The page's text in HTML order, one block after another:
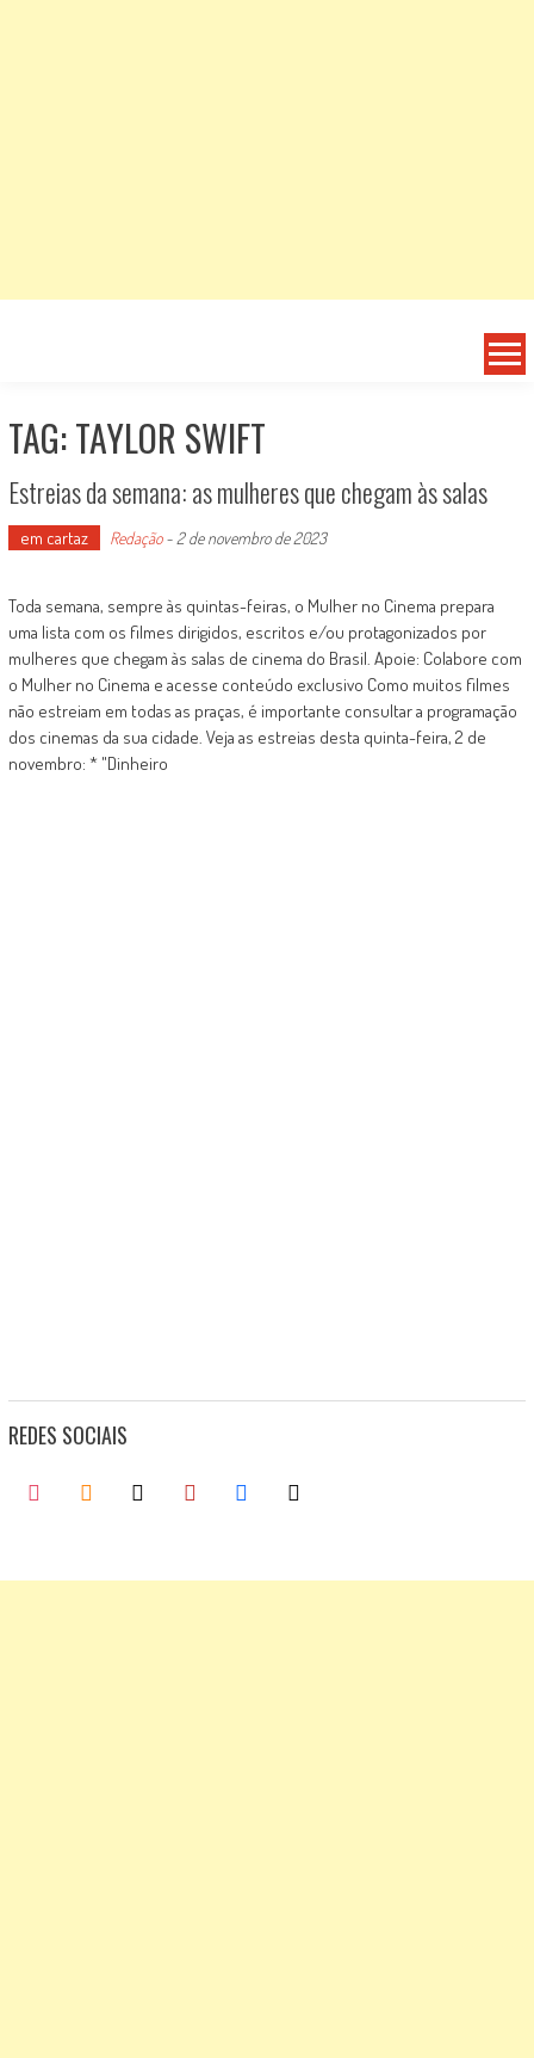
TAG: TAYLOR SWIFT
Estreias da semana: as mulheres que chegam às salas
em cartaz Redação- 2 de novembro de 2023
Toda semana, sempre às quintas-feiras, o Mulher no Cinema prepara
uma lista com os filmes dirigidos, escritos e/ou protagonizados por
mulheres que chegam às salas de cinema do Brasil. Apoie: Colabore com
o Mulher no Cinema e acesse conteúdo exclusivo Como muitos filmes
não estreiam em todas as praças, é importante consultar a programação
dos cinemas da sua cidade. Veja as estreias desta quinta-feira, 2 de
novembro: * "Dinheiro
REDES SOCIAIS